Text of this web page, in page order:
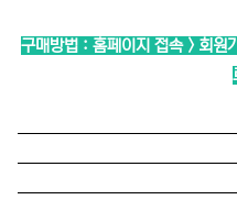
구매방법 : 홈페이지 접속 > 회원